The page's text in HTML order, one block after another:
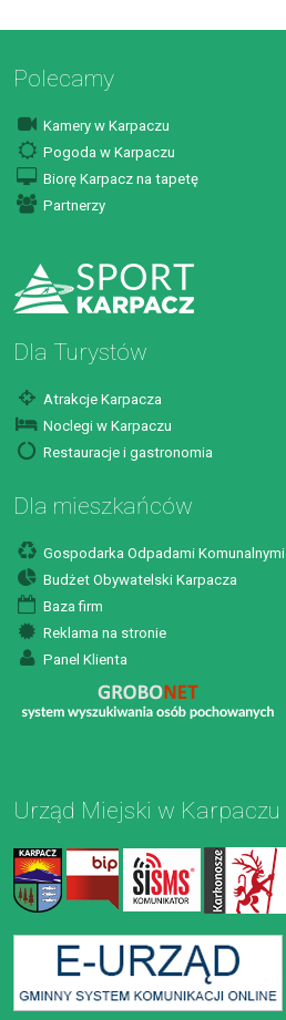
Polecamy
Kamery w Karpaczu
Pogoda w Karpaczu
Biorę Karpacz na tapetę
Partnerzy
Dla Turystów
Atrakcje Karpacza
Noclegi w Karpaczu
Restauracje i gastronomia
Dla mieszkańców
Gospodarka Odpadami Komunalnymi
Budżet Obywatelski Karpacza
Baza firm
Reklama na stronie
Panel Klienta
Urząd Miejski w Karpaczu